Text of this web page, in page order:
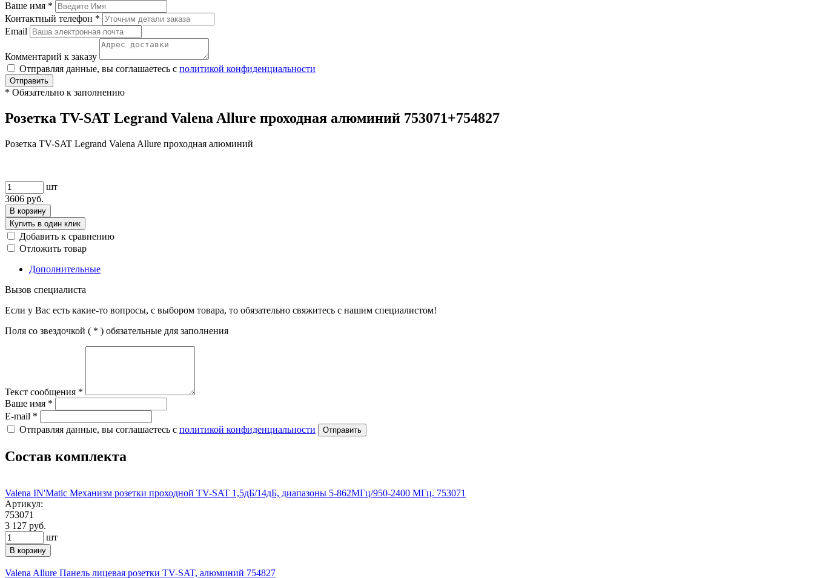
Ваше имя *
Контактный телефон *
Email
Комментарий к заказу
Отправляя данные, вы соглашаетесь с политикой конфиденциальности
Отправить
* Обязательно к заполнению
Розетка TV-SAT Legrand Valena Allure проходная алюминий 753071+754827
Розетка TV-SAT Legrand Valena Allure проходная алюминий
шт
3606 руб.
В корзину
Купить в один клик
Добавить к сравнению
Отложить товар
Дополнительные
Вызов специалиста
Если у Вас есть какие-то вопросы, с выбором товара, то обязательно свяжитесь с нашим специалистом!
Поля со звездочкой ( * ) обязательные для заполнения
Текст сообщения *
Ваше имя *
E-mail *
Отправляя данные, вы соглашаетесь с политикой конфиденциальности Отправить
Состав комплекта
Valena IN'Matic Механизм розетки проходной TV-SAT 1,5дБ/14дБ, диапазоны 5-862МГц/950-2400 МГц. 753071
Артикул:
753071
3 127 руб.
шт
В корзину
Valena Allure Панель лицевая розетки TV-SAT, алюминий 754827